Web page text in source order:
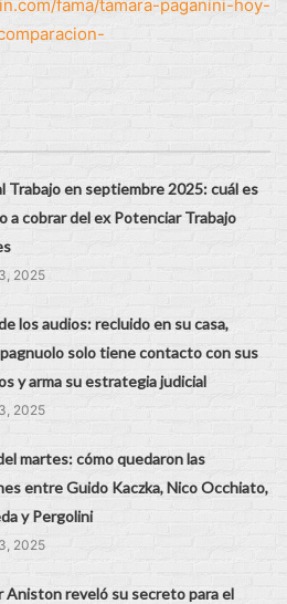
fama/tamara-paganini-hoy-
Trabajo en septiembre 2025: cuál es
a cobrar del ex Potenciar Trabajo
2025
los audios: recluido en su casa,
solo tiene contacto con sus
y arma su estrategia judicial
2025
martes: cómo quedaron las
entre Guido Kaczka, Nico Occhiato,
y Pergolini
2025
Aniston reveló su secreto para el